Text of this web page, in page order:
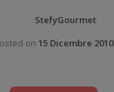
StefyGourmet
on 15 Dicembre 2010